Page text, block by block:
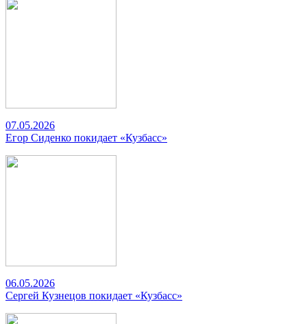
07.05.2026
Егор Сиденко покидает «Кузбасс»
06.05.2026
Сергей Кузнецов покидает «Кузбасс»